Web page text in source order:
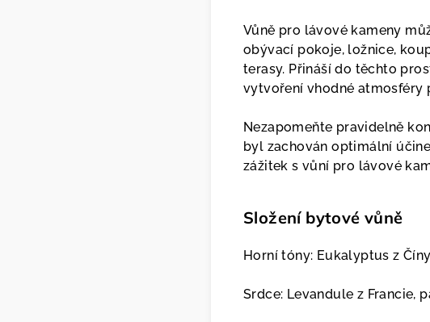
Vůně pro lávové kameny
obývací pokoje, ložnice,
terasy. Přináší do těchto
vytvoření vhodné atmosféry
Nezapomeňte pravidelně
byl zachován optimální
zážitek s vůní pro lávové
Složení bytové vůně
Horní tóny: Eukalyptus z
Srdce: Levandule z Francie,